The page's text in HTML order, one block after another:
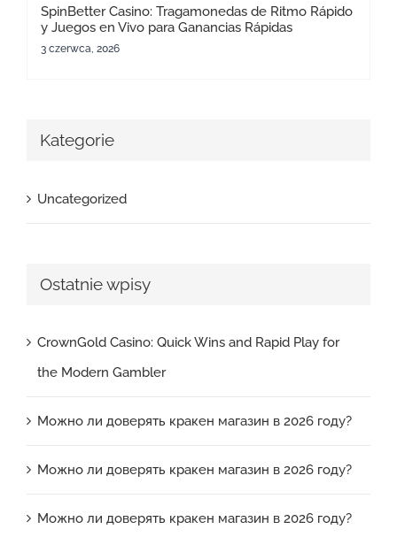
SpinBetter Casino: Tragamonedas de Ritmo Rápido
y Juegos en Vivo para Ganancias Rápidas
3 czerwca, 2026
Kategorie
Uncategorized
Ostatnie wpisy
CrownGold Casino: Quick Wins and Rapid Play for
the Modern Gambler
Можно ли доверять кракен магазин в 2026 году?
Можно ли доверять кракен магазин в 2026 году?
Можно ли доверять кракен магазин в 2026 году?